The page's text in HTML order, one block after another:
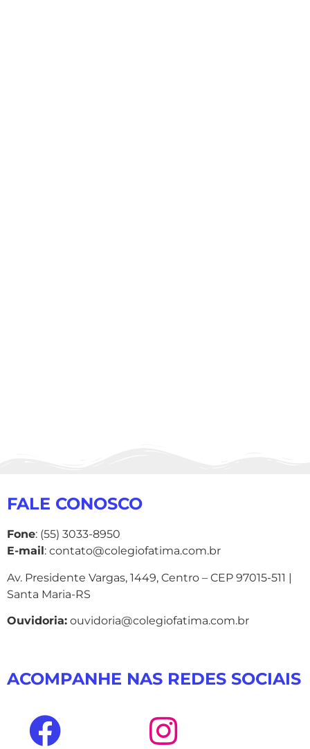
FALE CONOSCO
Fone: (55) 3033-8950
E-mail: contato@colegiofatima.com.br
Av. Presidente Vargas, 1449, Centro – CEP 97015-511 |
Santa Maria-RS
Ouvidoria: ouvidoria@colegiofatima.com.br
ACOMPANHE NAS REDES SOCIAIS